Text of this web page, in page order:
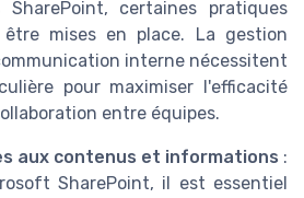
certaines pratiques
être mises en place. La gestion
interne nécessitent
pour maximiser l'efficacité
entre équipes.
aux contenus et informations :
SharePoint, il est essentiel